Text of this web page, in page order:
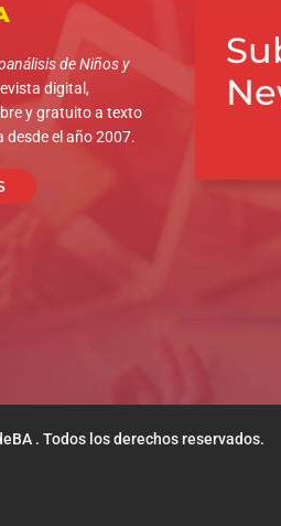
de Niños y
digital,
y gratuito a texto
desde el año 2007.
. Todos los derechos reservados.